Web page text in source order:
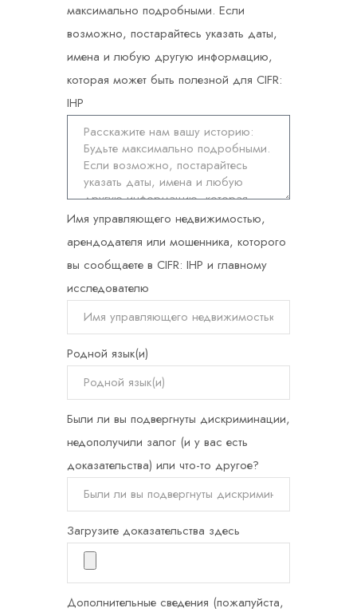
максимально подробными. Если
возможно, постарайтесь указать даты,
имена и любую другую информацию,
которая может быть полезной для CIFR:
IHP
Имя управляющего недвижимостью,
арендодателя или мошенника, которого
вы сообщаете в CIFR: IHP и главному
исследователю
Родной язык(и)
Были ли вы подвергнуты дискриминации,
недополучили залог (и у вас есть
доказательства) или что-то другое?
Загрузите доказательства здесь
Дополнительные сведения (пожалуйста,